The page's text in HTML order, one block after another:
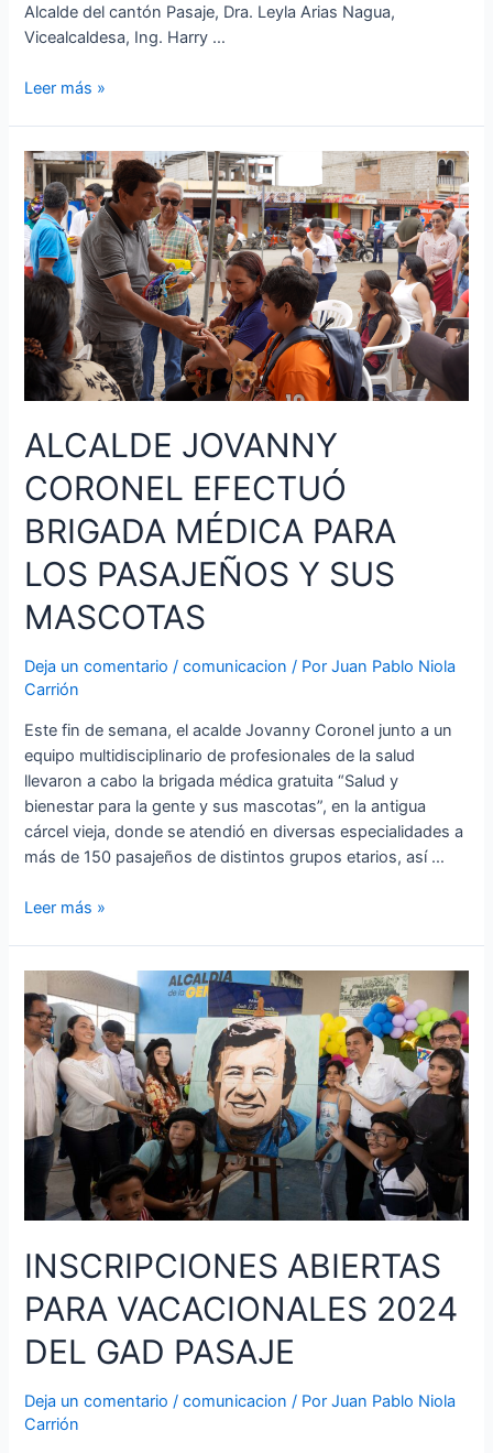
Alcalde del cantón Pasaje, Dra. Leyla Arias Nagua,
Vicealcaldesa, Ing. Harry …
Se
a
la
actualización
del
Plan
de
Desarrollo
y
Ordenamiento
Territorial
2027
Leer más »
ALCALDE JOVANNY
CORONEL EFECTUÓ
BRIGADA MÉDICA PARA
LOS PASAJEÑOS Y SUS
MASCOTAS
Deja un comentario /comunicacion / PorJuan Pablo Niola
Carrión
Este fin de semana, el acalde Jovanny Coronel junto a un
equipo multidisciplinario de profesionales de la salud
llevaron a cabo la brigada médica gratuita “Salud y
bienestar para la gente y sus mascotas”, en la antigua
cárcel vieja, donde se atendió en diversas especialidades a
más de 150 pasajeños de distintos grupos etarios, así …
ALCALDE
EFECTUÓ
BRIGADA
MÉDICA
PARA
LOS
PASAJEÑOS
Y
SUS
MASCOTAS
Leer más »
INSCRIPCIONES ABIERTAS
PARA VACACIONALES 2024
DEL GAD PASAJE
Deja un comentario /comunicacion / PorJuan Pablo Niola
Carrión